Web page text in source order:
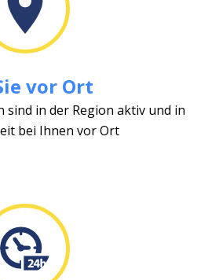
vor Ort
sind in der Region aktiv und in
bei Ihnen vor Ort